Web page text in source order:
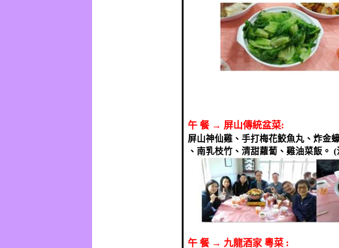
午 餐 → 屏山傳統盆菜:
屏山神仙雞、手打梅花鮫魚丸、炸金
、南乳枝竹、清甜蘿蔔、雞油菜飯。 (
午 餐 → 九龍酒家 粵菜: